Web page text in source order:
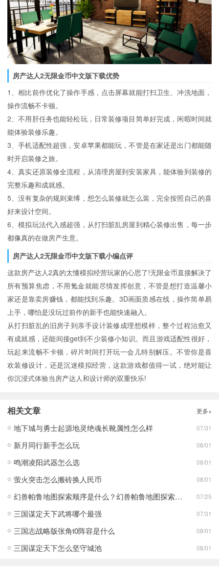
房产达人2无限金币中文版下载优势
1、相比前作优化了操作手感，点击屏幕就能打扫卫生、冲洗地面，
操作流畅不卡顿。
2、不用肝任务也能轻松玩，日常装修项目简单好完成，闲暇时间就
能体验装修乐趣。
3、手机适配性超强，安卓苹果都能玩，不管是在家还是出门都能随
时开启装修之旅。
4、真实还原装修全流程，从清理房屋到安装家具，能体验到装修的
完整乐趣和成就感。
5、没有复杂的规则束缚，想怎么装修就怎么装，完全按照自己的喜
好来设计空间。
6、模拟玩法代入感超强，从打扫脏乱房屋到精心装修出售，每一步
都像真的在做房产生意。
房产达人2无限金币中文版下载小编点评
这款房产达人2真的太懂模拟经营玩家的心思了!无限金币直接解决了
所有预算焦虑，不用氪金就能尽情发挥创意，不管是想打造温馨小
家还是靠卖房赚钱，都能找到乐趣。3D画面质感在线，操作简单易
上手，哪怕是没玩过前作的新手也能快速融入。
从打扫脏乱的旧房子到亲手设计装修成理想模样，整个过程治愈又
有成就感，还能间接get到不少装修小知识。而且游戏适配性很好，
玩起来流畅不卡顿，碎片时间打开玩一会儿特别解压。不管你是喜
欢装修设计，还是沉迷模拟经营，这款游戏都值得一试，绝对能让
你沉浸式体验当房产达人和设计师的双重快乐!
相关文章 更多+
地下城与勇士起源地灵绝魂长靴属性怎么样 07/31
新月同行新手怎么玩 08/01
鸣潮凌阳武器怎么选 08/01
萤火突击怎么搬砖换人民币 08/01
幻兽帕鲁地图探索顺序是什么？幻兽帕鲁地图探索顺序分享 07/25
三国谋定天下武将哪个最强 07/31
三国志战略版张角t0阵容是什么 08/01
三国谋定天下怎么坚守城池 08/01